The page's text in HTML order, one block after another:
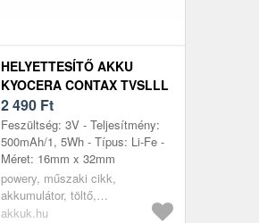
HELYETTESÍTŐ AKKU
KYOCERA CONTAX TVSLLL
2 490 Ft
Feszültség: 3V - Teljesítmény:
500mAh/1, 5Wh - Típus: Li-Fe -
Méret: 16mm x 32mm
powery, műszaki cikk,
akkumulátor, töltő,
digitáliskamera akkumulátor
akkuk.hu